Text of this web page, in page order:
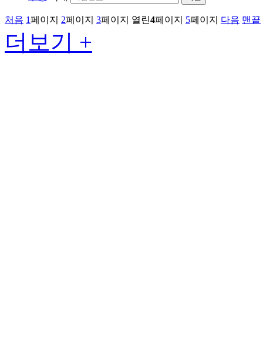
처음 1페이지 2페이지 3페이지 열린4페이지 5페이지 다음 맨끝
더보기 +